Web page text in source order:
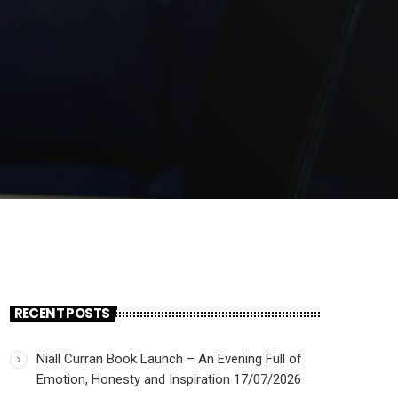
RECENT POSTS
Niall Curran Book Launch – An Evening Full of
Emotion, Honesty and Inspiration 17/07/2026